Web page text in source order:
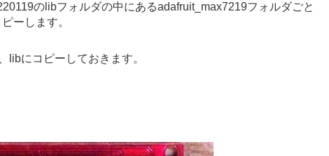
のlibフォルダの中にあるadafruit_max7219フォルダごと
ーします。
にコピーしておきます。